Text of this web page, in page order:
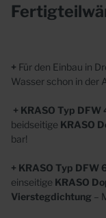
+ Für den Einbau in
Wasser schon in der
+ KRASO Typ
beidseitige KRASO
bar!
+ KRASO Typ DFW
einseitige KRASO
Vierstegdichtung –